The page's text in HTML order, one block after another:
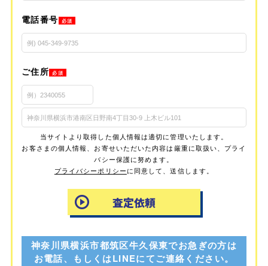
電話番号 必須
ご住所 必須
当サイトより取得した個人情報は適切に管理いたします。
お客さまの個人情報、お寄せいただいた内容は厳重に取扱い、プライ
バシー保護に努めます。
プライバシーポリシーに同意して、送信します。
神奈川県横浜市都筑区牛久保東でお急ぎの方は
お電話、もしくはLINEにてご連絡ください。